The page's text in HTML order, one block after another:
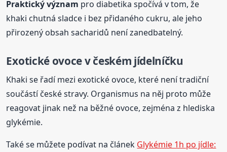
Praktický význam pro diabetika spočívá v tom, že
khaki chutná sladce i bez přidaného cukru, ale jeho
přirozený obsah sacharidů není zanedbatelný.
Exotické ovoce v českém jídelníčku
Khaki se řadí mezi exotické ovoce, které není tradiční
součástí české stravy. Organismus na něj proto může
reagovat jinak než na běžné ovoce, zejména z hlediska
glykémie.
Také se můžete podívat na článek Glykémie 1h po jídle: